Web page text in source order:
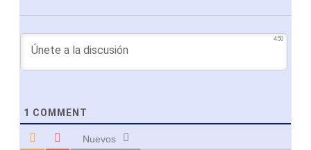
450
1 COMMENT
Nuevos